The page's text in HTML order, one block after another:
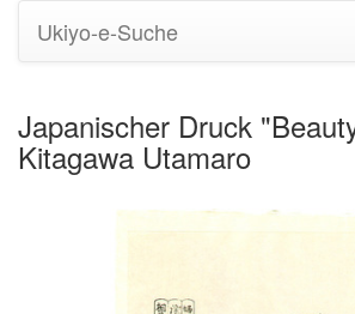
Ukiyo-e-Suche
Japanischer Druck
Kitagawa Utamaro